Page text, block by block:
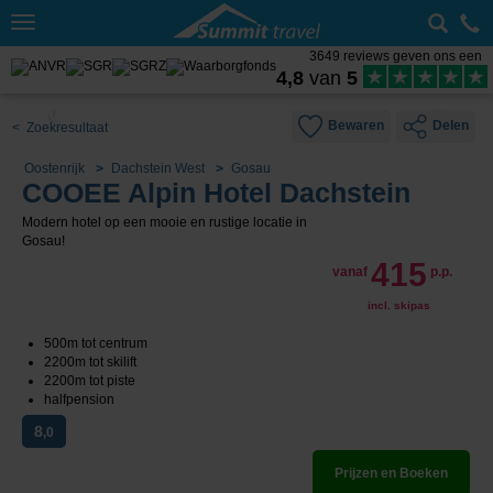
Toggle
3649 reviews geven ons een
4,8 van 5
< Zoekresultaat Bewaren Delen
Oostenrijk Dachstein West Gosau
COOEE Alpin Hotel Dachstein
Modern hotel op een mooie en rustige locatie in
Gosau!
vanaf 415 p.p.
incl. skipas
500m tot centrum
2200m tot skilift
2200m tot piste
halfpension
8,0
Prijzen en Boeken